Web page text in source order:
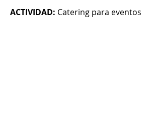
ACTIVIDAD: Catering para eventos